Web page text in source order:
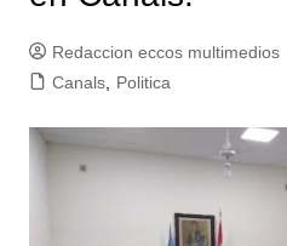
Redaccion eccos multimedios
Canals, Politica